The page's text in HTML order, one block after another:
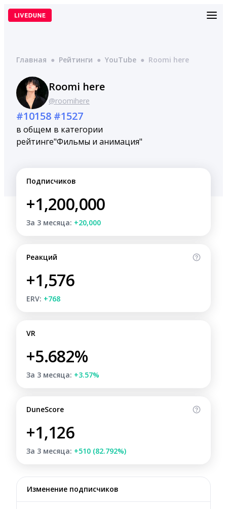
Перейти
Главная ● Рейтинги ● YouTube ● Roomi here
Roomi here
@roomihere
#10158
в общем
рейтинге
#1527
в категории
"Фильмы и анимация"
Подписчиков
+1,200,000
За 3 месяца: +20,000
Реакций
+1,576
ERV: +768
VR
+5.682%
За 3 месяца: +3.57%
DuneScore
+1,126
За 3 месяца: +510 (82.792%)
Изменение подписчиков